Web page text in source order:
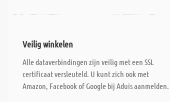
Veilig winkelen
Alle dataverbindingen zijn veilig met een SSL
certificaat versleuteld. U kunt zich ook met
Amazon, Facebook of Google bij Aduis aanmelden.